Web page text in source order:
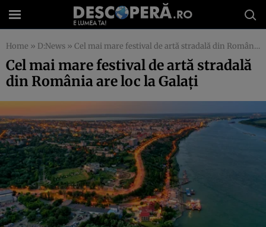
Home » D:News » Cel mai mare festival de artă stradală din România are loc la Galați
Cel mai mare festival de artă stradală
din România are loc la Galați